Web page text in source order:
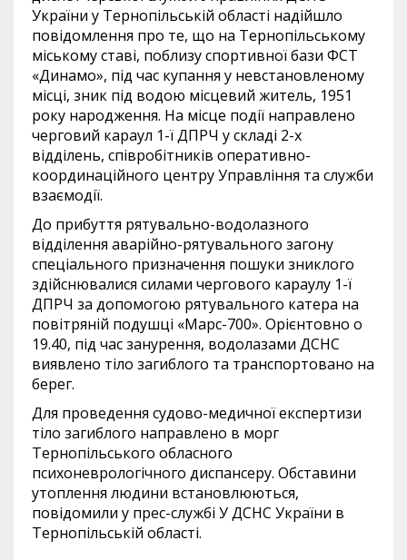
України у Тернопільській області надійшло
повідомлення про те, що на Тернопільському
міському ставі, поблизу спортивної бази ФСТ
«Динамо», під час купання у невстановленому
місці, зник під водою місцевий житель, 1951
року народження. На місце події направлено
черговий караул 1-ї ДПРЧ у складі 2-х
відділень, співробітників оперативно-
координаційного центру Управління та служби
взаємодії.
До прибуття рятувально-водолазного
відділення аварійно-рятувального загону
спеціального призначення пошуки зниклого
здійснювалися силами чергового караулу 1-ї
ДПРЧ за допомогою рятувального катера на
повітряній подушці «Марс-700». Орієнтовно о
19.40, під час занурення, водолазами ДСНС
виявлено тіло загиблого та транспортовано на
берег.
Для проведення судово-медичної експертизи
тіло загиблого направлено в морг
Тернопільського обласного
психоневрологічного диспансеру. Обставини
утоплення людини встановлюються,
повідомили у прес-службі У ДСНС України в
Тернопільській області.